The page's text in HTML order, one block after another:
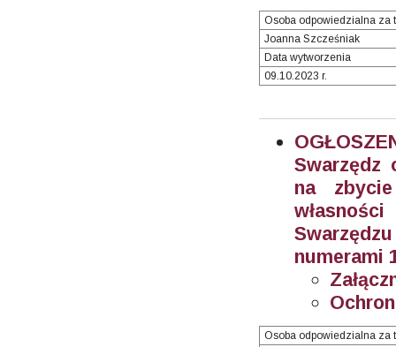
Osoba odpowiedzialna za
Joanna Szcześniak
Data wytworzenia
09.10.2023 r.
Swarzędz
na
numerami
Osoba odpowiedzialna za